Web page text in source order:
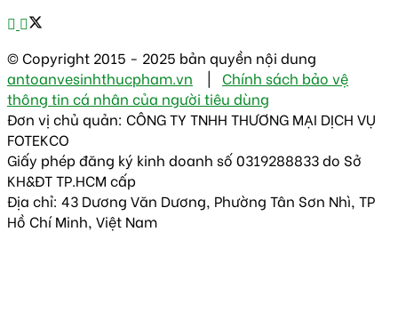
© Copyright 2015 - 2025 bản quyền nội dung
antoanvesinhthucpham.vn | Chính sách bảo vệ
thông tin cá nhân của người tiêu dùng
Đơn vị chủ quản: CÔNG TY TNHH THƯƠNG MẠI DỊCH VỤ
FOTEKCO
Giấy phép đăng ký kinh doanh số 0319288833 do Sở
KH&ĐT TP.HCM cấp
Địa chỉ: 43 Dương Văn Dương, Phường Tân Sơn Nhì, TP
Hồ Chí Minh, Việt Nam